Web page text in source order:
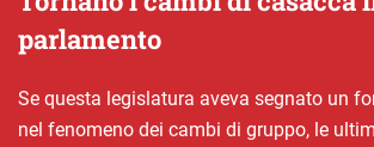
parlamento
Se questa legislatura aveva segnato un
nel fenomeno dei cambi di gruppo, le